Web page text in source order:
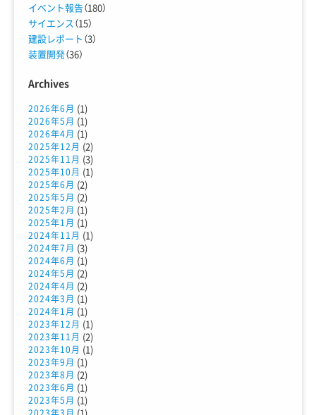
イベント報告（180）
サイエンス （15）
建設レポート （3）
装置開発（36）
Archives
2026年6月 (1)
2026年5月 (1)
2026年4月 (1)
2025年12月 (2)
2025年11月 (3)
2025年10月 (1)
2025年6月 (2)
2025年5月 (2)
2025年2月 (1)
2025年1月 (1)
2024年11月 (1)
2024年7月 (3)
2024年6月 (1)
2024年5月 (2)
2024年4月 (2)
2024年3月 (1)
2024年1月 (1)
2023年12月 (1)
2023年11月 (2)
2023年10月 (1)
2023年9月 (1)
2023年8月 (2)
2023年6月 (1)
2023年5月 (1)